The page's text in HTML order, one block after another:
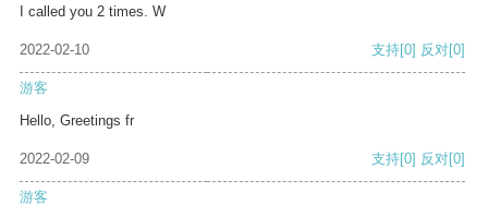
I called you 2 times. W
2022-02-10 支持[0] 反对[0]
游客
Hello, Greetings fr
2022-02-09 支持[0] 反对[0]
游客